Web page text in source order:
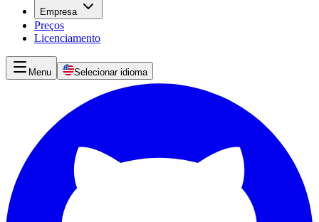
Empresa
Preços
Licenciamento
Menu Selecionar idioma